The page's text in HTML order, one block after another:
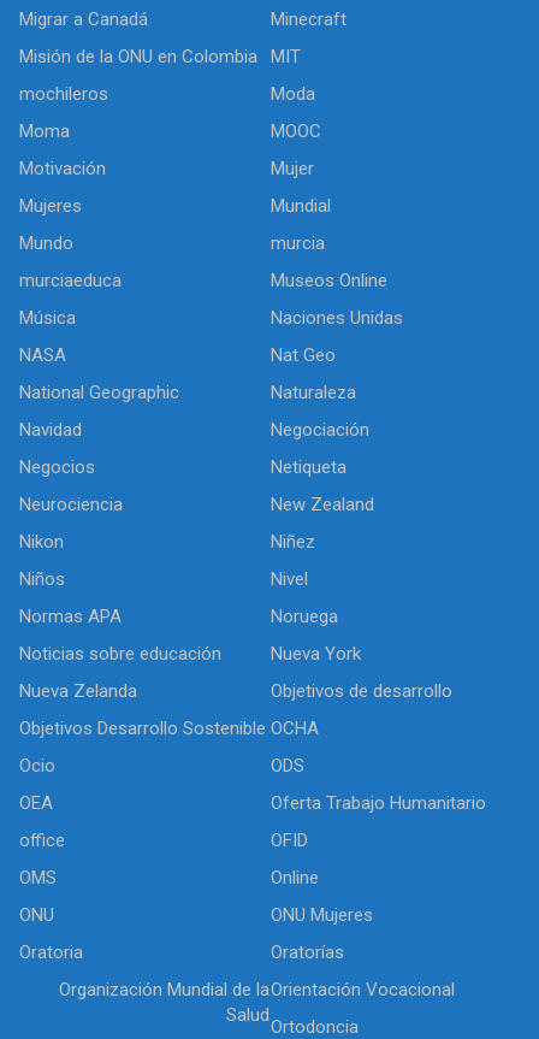
Migrar a Canadá
Minecraft
Misión de la ONU en Colombia
MIT
mochileros
Moda
Moma
MOOC
Motivación
Mujer
Mujeres
Mundial
Mundo
murcia
murciaeduca
Museos Online
Música
Naciones Unidas
NASA
Nat Geo
National Geographic
Naturaleza
Navidad
Negociación
Negocios
Netiqueta
Neurociencia
New Zealand
Nikon
Niñez
Niños
Nivel
Normas APA
Noruega
Noticias sobre educación
Nueva York
Nueva Zelanda
Objetivos de desarrollo
Objetivos Desarrollo Sostenible OCHA
Ocio
ODS
OEA
Oferta Trabajo Humanitario
office
OFID
OMS
Online
ONU
ONU Mujeres
Oratoria
Oratorías
Organización Mundial de la
Salud
Orientación Vocacional
Ortodoncia